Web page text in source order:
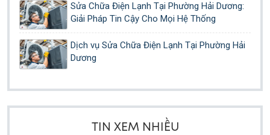
Sửa Chữa Điện Lạnh Tại Phường Hải Dương:
Giải Pháp Tin Cậy Cho Mọi Hệ Thống
Dịch vụ Sửa Chữa Điện Lạnh Tại Phường Hải
Dương
TIN XEM NHIỀU